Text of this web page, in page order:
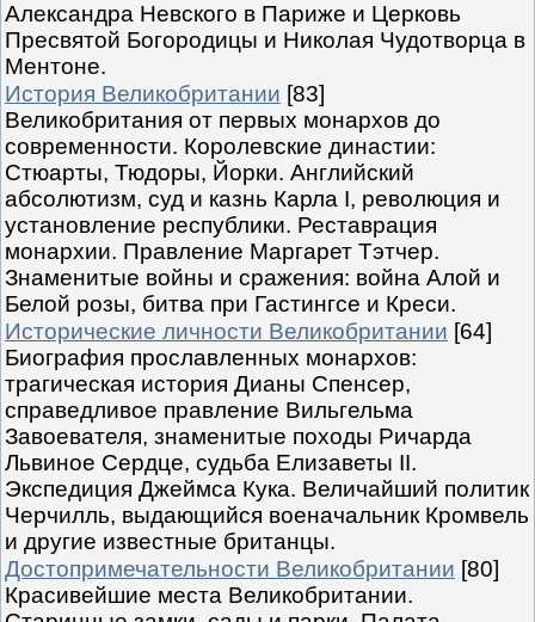
Александра Невского в Париже и Церковь
Пресвятой Богородицы и Николая Чудотворца в
Ментоне.
История Великобритании [83]
Великобритания от первых монархов до
современности. Королевские династии:
Стюарты, Тюдоры, Йорки. Английский
абсолютизм, суд и казнь Карла I, революция и
установление республики. Реставрация
монархии. Правление Маргарет Тэтчер.
Знаменитые войны и сражения: война Алой и
Белой розы, битва при Гастингсе и Креси.
Исторические личности Великобритании [64]
Биография прославленных монархов:
трагическая история Дианы Спенсер,
справедливое правление Вильгельма
Завоевателя, знаменитые походы Ричарда
Львиное Сердце, судьба Елизаветы II.
Экспедиция Джеймса Кука. Величайший политик
Черчилль, выдающийся военачальник Кромвель
и другие известные британцы.
Достопримечательности Великобритании [80]
Красивейшие места Великобритании.